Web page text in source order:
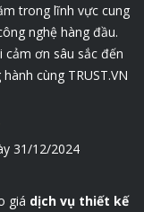
trong lĩnh vực cung
nghệ hàng đầu.
cảm ơn sâu sắc đến
cùng TRUST.VN
31/12/2024
giá dịch vụ thiết kế